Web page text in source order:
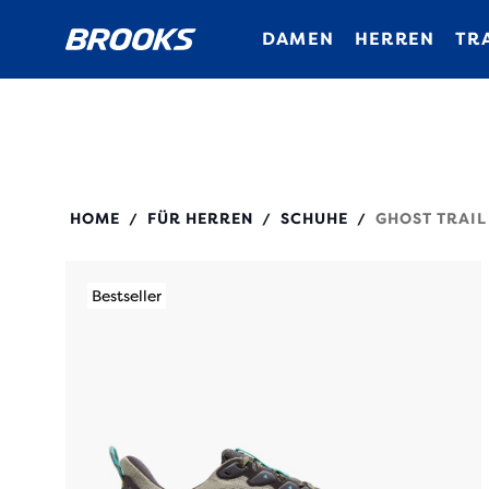
DAMEN HERREN
HOME / FÜR HERREN / SCHUHE / GHOST TRAIL
Bestseller